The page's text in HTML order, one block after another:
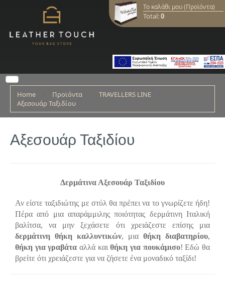
Το καλάθι μου (Προϊόντα)
Total:0
Home Προϊόντα
TRAVELLERS LINE
Αξεσουάρ Ταξιδίου
Αξεσουάρ Ταξιδίου
Δερμάτινα Αξεσουάρ Ταξιδίου
Αν είστε ταξιδιώτης με στύλ θα πρέπει να το γνωρίζετε ήδη!
Πέρα από μια απαράμμιλης ποιότητας δερμάτινη Ιταλική
βαλίτσα, να μην ξεχάσετε ότι χρειάζεστε επίσης μια
δερμάτινη θήκη καλλυντικών, μια θήκη διαβατηρίου,
θήκη για γραβάτα αλλά καιθήκη για πουκάμισο! Εδώ θα
βρείτε ότι χρειάζεστε για να ζήσετε ένα μοναδικό ταξίδι!